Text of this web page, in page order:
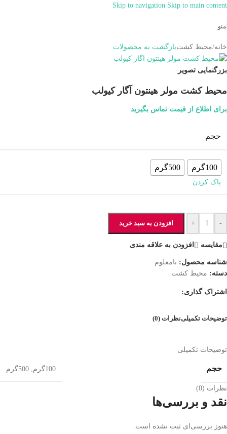
Skip to navigation Skip to main content
منو
خانه/محیط کشتبازگشت به محصولات
بزرگنمایی تصویر
محیط کشت مولر هینتون آگار کیولب
برای اطلاع از قیمت تماس بگیرید
حجم
100گرم 500گرم
پاک کردن
-
+ افزودن به سبد خرید
مقایسه افزودن به علاقه مندی
شناسه محصول: نامعلوم
دسته: محیط کشت
اشتراک گذاری:
توضیحات تکمیلینظرات (0)
توضیحات تکمیلی
حجم 100گرم 500گرم
نظرات (0)
نقد و بررسی‌ها
هنوز بررسی‌ای ثبت نشده است.